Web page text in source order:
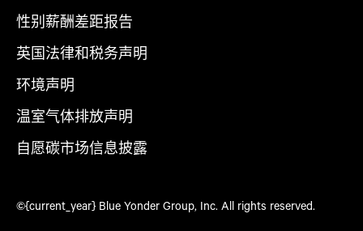
性别薪酬差距报告
英国法律和税务声明
环境声明
温室气体排放声明
自愿碳市场信息披露
©{current_year} Blue Yonder Group, Inc. All rights reserved.